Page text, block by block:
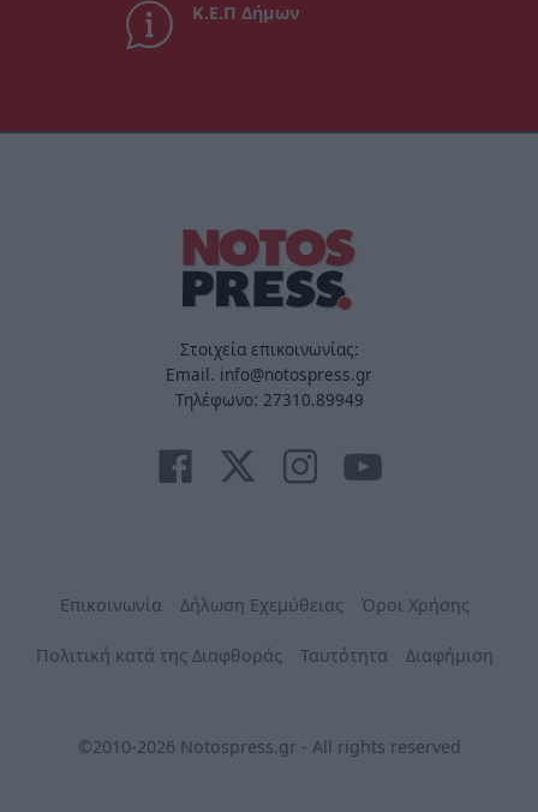
Κ.Ε.Π Δήμων
Στοιχεία επικοινωνίας:
Email. info@notospress.gr
Τηλέφωνο: 27310.89949
Επικοινωνία Δήλωση Εχεμύθειας Όροι Χρήσης
Πολιτική κατά της Διαφθοράς Ταυτότητα Διαφήμιση
©2010-2026 Notospress.gr - All rights reserved